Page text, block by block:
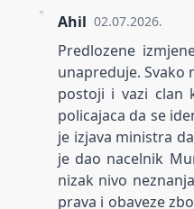
Ahil 02.07.2026.
Predlozene
unapreduje. Svako
postoji i vazi clan
policajaca da se
je izjava ministra
je dao nacelnik
nizak nivo
prava i obaveze